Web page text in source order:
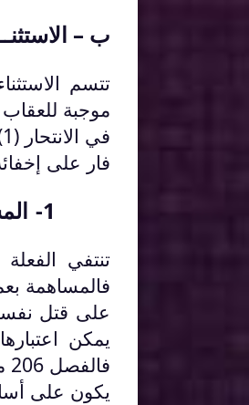
ب –
تتسم
موجبة
فار على
1-
تنتفي
فالمساهمة
على قتل
يمكن
يكون على